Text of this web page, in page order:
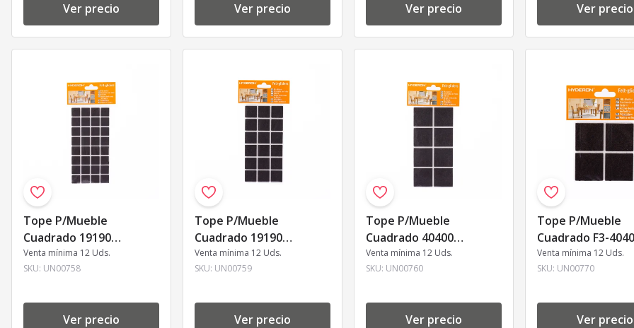
Ver precio Ver precio Ver precio Ver precio
Tope P/Mueble
Cuadrado 19190
19x19mm J.32
Venta mínima 12 Uds.
SKU: UN00758
Ver precio
Tope P/Mueble
Cuadrado 19190
25x25mm Un00759 J.18
Venta mínima 12 Uds.
SKU: UN00759
Ver precio
Tope P/Mueble
Cuadrado 40400
40x40mm Un00760 J.8
Venta mínima 12 Uds.
SKU: UN00760
Ver precio
Tope P/Mueble
Cuadrado F3-4040
40x40mm
Venta mínima 12 Uds.
SKU: UN00770
Ver precio